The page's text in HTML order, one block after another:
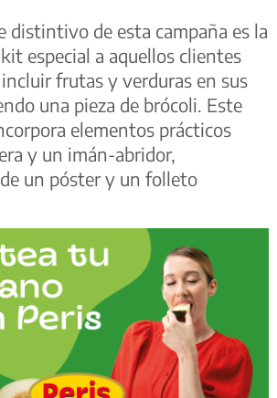
distintivo de esta campaña es la
especial a aquellos clientes
frutas y verduras en sus
una pieza de brócoli. Este
elementos prácticos
y un imán-abridor,
un póster y un folleto